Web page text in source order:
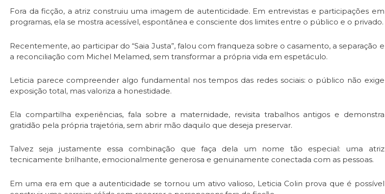
Fora da ficção, a atriz construiu uma imagem de autenticidade. Em entrevistas e participações em
programas, ela se mostra acessível, espontânea e consciente dos limites entre o público e o privado.
Recentemente, ao participar do “Saia Justa”, falou com franqueza sobre o casamento, a separação e
a reconciliação com Michel Melamed, sem transformar a própria vida em espetáculo.
Leticia parece compreender algo fundamental nos tempos das redes sociais: o público não exige
exposição total, mas valoriza a honestidade.
Ela compartilha experiências, fala sobre a maternidade, revisita trabalhos antigos e demonstra
gratidão pela própria trajetória, sem abrir mão daquilo que deseja preservar.
Talvez seja justamente essa combinação que faça dela um nome tão especial: uma atriz
tecnicamente brilhante, emocionalmente generosa e genuinamente conectada com as pessoas.
Em uma era em que a autenticidade se tornou um ativo valioso, Leticia Colin prova que é possível